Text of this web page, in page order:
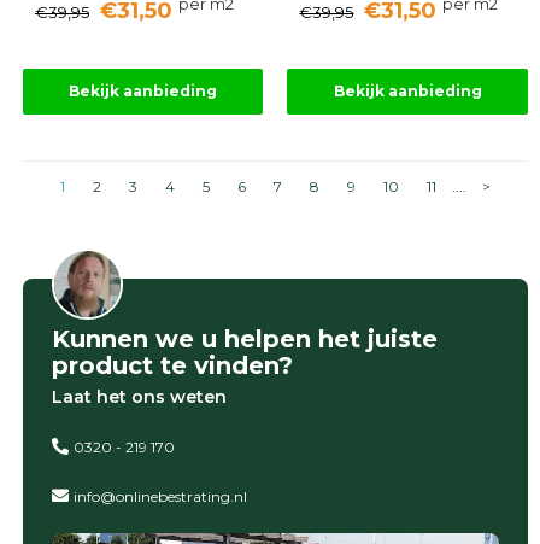
€39,95 €31,50 per m2
Bekijk aanbieding
€39,95 €31,50 per m2
Bekijk aanbieding
1 2 3 4 5 6 7 8 9 10 11 .... >
Kunnen we u helpen het juiste
product te vinden?
Laat het ons weten
0320 - 219 170
info@onlinebestrating.nl